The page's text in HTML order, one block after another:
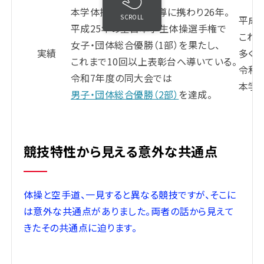
実績
本学体操競技部の指導に携わり26年。
平成25年の全日本学生体操選手権で
女子・団体総合優勝（1部）を果たし、
これまで10回以上表彰台へ導いている。
令和7年度の同大会では
男子・団体総合優勝（2部） を達成。
平成
これ
多く
令和
本学
SCROLL
競技特性から見える意外な共通点
体操と空手道、一見すると異なる競技ですが、そこに
は意外な共通点がありました。両者の話から見えて
きたその共通点に迫ります。